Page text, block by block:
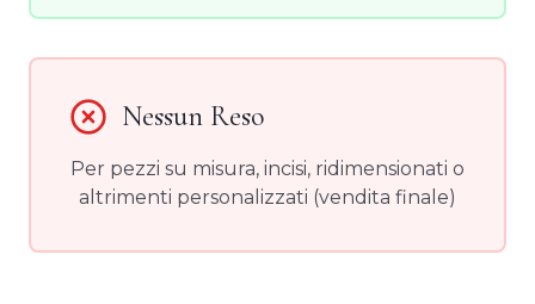
Nessun Reso
Per pezzi su misura, incisi, ridimensionati o
altrimenti personalizzati (vendita finale)